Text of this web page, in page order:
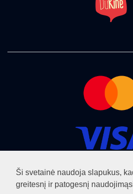
Ši svetainė naudoja slapukus,
greitesnį ir patogesnį